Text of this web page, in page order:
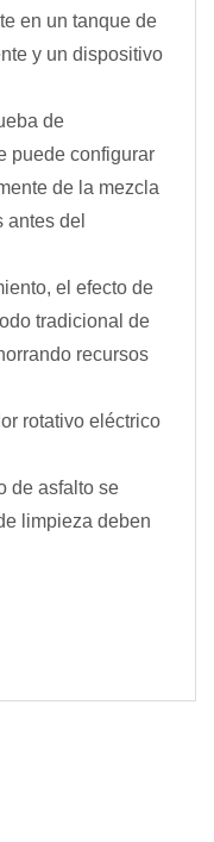
en un tanque de
y un dispositivo
de
puede configurar
de la mezcla
antes del
el efecto de
tradicional de
recursos
rotativo eléctrico
de asfalto se
limpieza deben